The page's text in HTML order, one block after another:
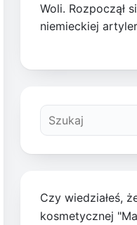
Woli. Rozpoczął
niemieckiej
Czy wiedziałeś,
kosmetycznej